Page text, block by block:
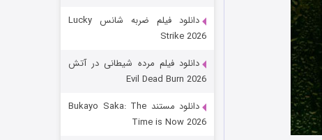
دانلود فیلم ضربه شانس Lucky
Strike 2026
دانلود فیلم مرده شیطانی در آتش
Evil Dead Burn 2026
دانلود مستند Bukayo Saka: The
Time is Now 2026